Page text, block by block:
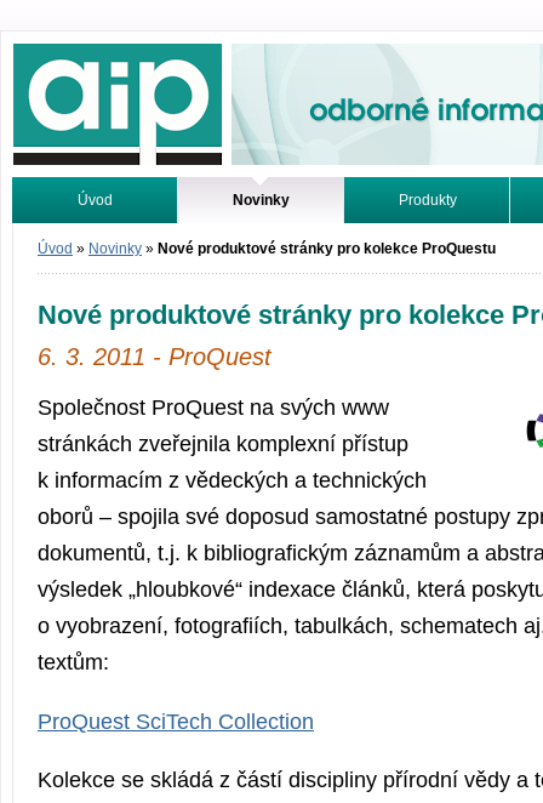
Odborné informace. Online.
Úvod Novinky Produkty
Vyhledávání Tutoriály
Úvod » Novinky » Nové produktové stránky pro kolekce ProQuestu
Nové produktové stránky pro kolekce
6. 3. 2011 - ProQuest
Společnost ProQuest na svých www
stránkách zveřejnila komplexní přístup
k informacím z vědeckých a technických
oborů – spojila své doposud samostatné postupy
dokumentů, t.j. k bibliografickým záznamům a
výsledek „hloubkové“ indexace článků, která
o vyobrazení, fotografiích, tabulkách, schematech
textům:
ProQuest SciTech Collection
Kolekce se skládá z částí discipliny přírodní vědy a